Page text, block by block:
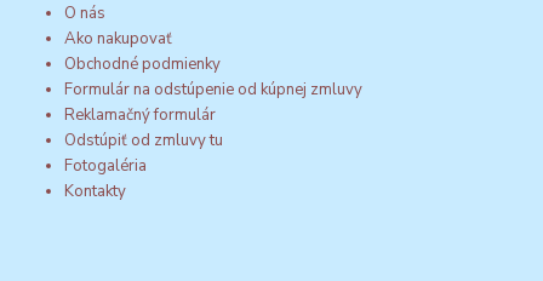
O nás
Ako nakupovať
Obchodné podmienky
Formulár na odstúpenie od kúpnej zmluvy
Reklamačný formulár
Odstúpiť od zmluvy tu
Fotogaléria
Kontakty